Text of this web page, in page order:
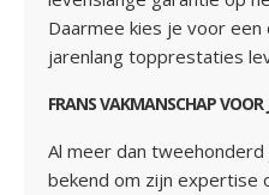
Daarmee kies je voor
jarenlang topprestaties
FRANS VAKMANSCHAP VOOR
Al meer dan
bekend om zijn expertise